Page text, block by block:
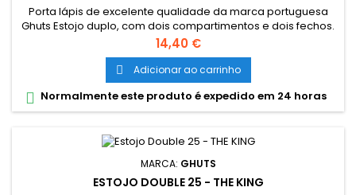
Porta lápis de excelente qualidade da marca portuguesa
Ghuts Estojo duplo, com dois compartimentos e dois fechos.
Dimensões: 20,5 x 9,5 x 8 cm Características: Polyester 600D;
Fechos e cursor certificados YKK
Preço
14,40 €
 Adicionar ao carrinho
 Normalmente este produto é expedido em 24 horas
MARCA: GHUTS
ESTOJO DOUBLE 25 - THE KING